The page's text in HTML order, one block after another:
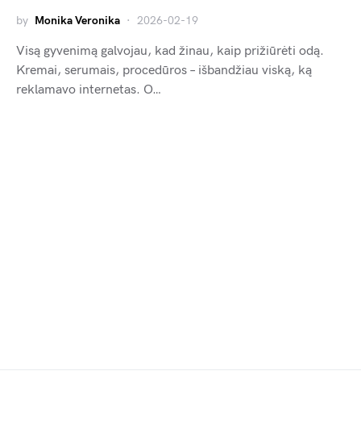
by Monika Veronika 2026-02-19
Visą gyvenimą galvojau, kad žinau, kaip prižiūrėti odą.
Kremai, serumais, procedūros – išbandžiau viską, ką
reklamavo internetas. O…